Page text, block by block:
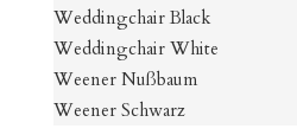
Weddingchair Black
Weddingchair White
Weener Nußbaum
Weener Schwarz